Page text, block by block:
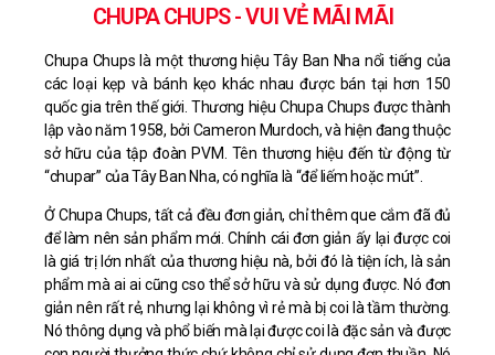
CHUPA CHUPS - VUI VẺ MÃI MÃI
Chupa Chups là một thương hiệu Tây Ban Nha nổi tiếng của
các loại kẹp và bánh kẹo khác nhau được bán tại hơn 150
quốc gia trên thế giới. Thương hiệu Chupa Chups được thành
lập vào năm 1958, bởi Cameron Murdoch, và hiện đang thuộc
sở hữu của tập đoàn PVM. Tên thương hiệu đến từ động từ
“chupar” của Tây Ban Nha, có nghĩa là “để liếm hoặc mút”.
Ở Chupa Chups, tất cả đều đơn giản, chỉ thêm que cắm đã đủ
để làm nên sản phẩm mới. Chính cái đơn giản ấy lại được coi
là giá trị lớn nhất của thương hiệu nà, bởi đó là tiện ích, là sản
phẩm mà ai ai cũng cso thể sở hữu và sử dụng được. Nó đơn
giản nên rất rẻ, nhưng lại không vì rẻ mà bị coi là tầm thường.
Nó thông dụng và phổ biến mà lại được coi là đặc sản và được